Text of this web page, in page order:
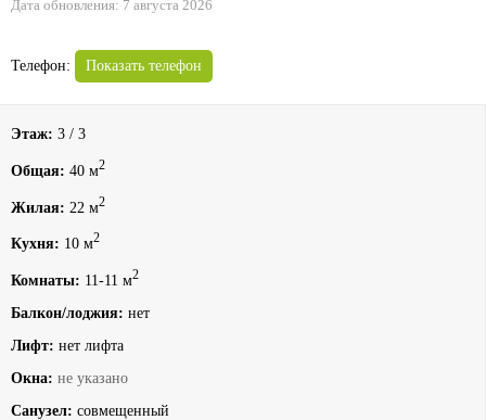
Дата обновления: 7 августа 2026
Телефон: Показать телефон
Этаж: 3 / 3
Общая: 40 м2
Жилая: 22 м2
Кухня: 10 м2
Комнаты: 11-11 м2
Балкон/лоджия: нет
Лифт: нет лифта
Окна: не указано
Санузел: совмещенный